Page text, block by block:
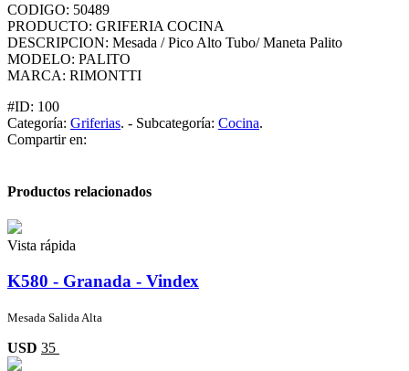
CODIGO: 50489
PRODUCTO: GRIFERIA COCINA
DESCRIPCION: Mesada / Pico Alto Tubo/ Maneta Palito
MODELO: PALITO
MARCA: RIMONTTI
#ID: 100
Categoría: Griferias. - Subcategoría: Cocina.
Compartir en:
Productos relacionados
Vista rápida
K580 - Granada - Vindex
Mesada Salida Alta
USD 35